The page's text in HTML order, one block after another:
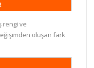
rengi ve
oluşan fark